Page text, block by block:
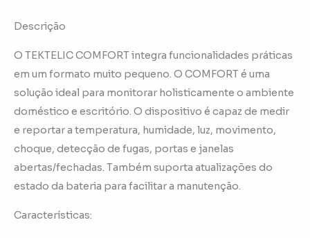
Descrição
O TEKTELIC COMFORT integra funcionalidades práticas
em um formato muito pequeno. O COMFORT é uma
solução ideal para monitorar holisticamente o ambiente
doméstico e escritório. O dispositivo é capaz de medir
e reportar a temperatura, humidade, luz, movimento,
choque, detecção de fugas, portas e janelas
abertas/fechadas. Também suporta atualizações do
estado da bateria para facilitar a manutenção.
Características: